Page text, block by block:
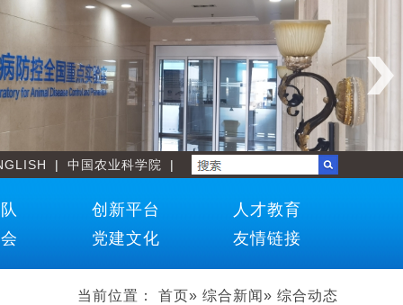
| 中国农业科学院 |
创新平台
人才教育
党建文化 友情链接
当前位置： 首页» 综合新闻» 综合动态